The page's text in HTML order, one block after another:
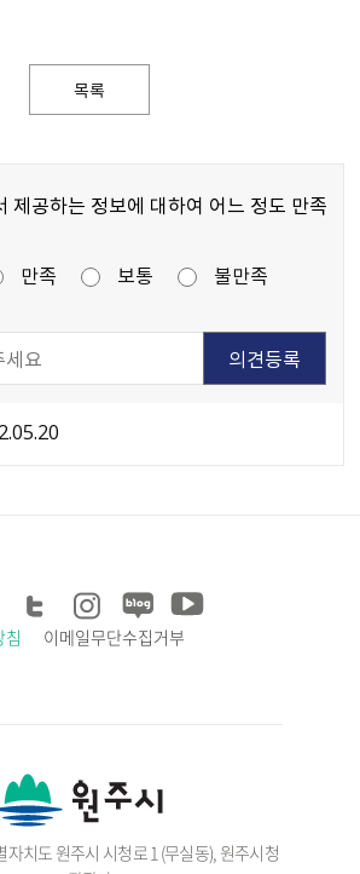
목록
제공하는 정보에 대하여 어느 정도 만족
만족 보통
불만족
침
이메일무단수집거부
자치도 원주시 시청로 1 (무실동), 원주시청